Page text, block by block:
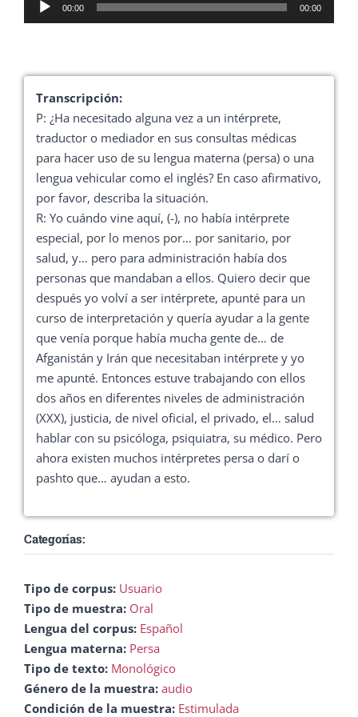
de
00:00 00:00
Transcripción:
P: ¿Ha necesitado alguna vez a un intérprete,
traductor o mediador en sus consultas médicas
para hacer uso de su lengua materna (persa) o una
lengua vehicular como el inglés? En caso afirmativo,
por favor, describa la situación.
R: Yo cuándo vine aquí, (-), no había intérprete
especial, por lo menos por… por sanitario, por
salud, y… pero para administración había dos
personas que mandaban a ellos. Quiero decir que
después yo volví a ser intérprete, apunté para un
curso de interpretación y quería ayudar a la gente
que venía porque había mucha gente de… de
Afganistán y Irán que necesitaban intérprete y yo
me apunté. Entonces estuve trabajando con ellos
dos años en diferentes niveles de administración
(XXX), justicia, de nivel oficial, el privado, el… salud
hablar con su psicóloga, psiquiatra, su médico. Pero
ahora existen muchos intérpretes persa o darí o
pashto que… ayudan a esto.
Categorías:
Tipo de corpus: Usuario
Tipo de muestra: Oral
Lengua del corpus: Español
Lengua materna: Persa
Tipo de texto: Monológico
Género de la muestra: audio
Condición de la muestra: Estimulada